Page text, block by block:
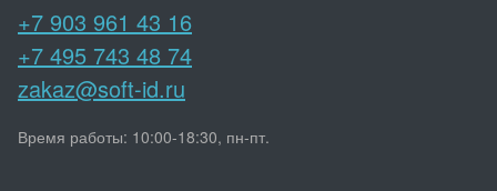
+7 903 961 43 16
+7 495 743 48 74
zakaz@soft-id.ru
Время работы: 10:00-18:30, пн-пт.